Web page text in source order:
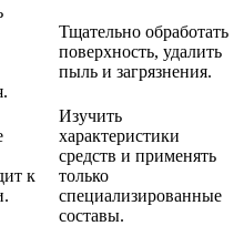
Тщательно обработать
поверхность, удалить
пыль и загрязнения.
к
Изучить
характеристики
средств и применять
только
специализированные
составы.